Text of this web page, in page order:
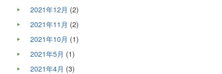
2021年12月 (2)
2021年11月 (2)
2021年10月 (1)
2021年5月 (1)
2021年4月 (3)